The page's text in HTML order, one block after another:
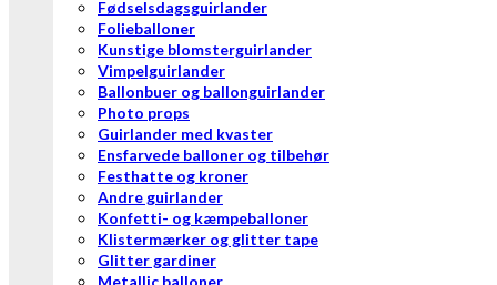
Fødselsdagsguirlander
Folieballoner
Kunstige blomsterguirlander
Vimpelguirlander
Ballonbuer og ballonguirlander
Photo props
Guirlander med kvaster
Ensfarvede balloner og tilbehør
Festhatte og kroner
Andre guirlander
Konfetti- og kæmpeballoner
Klistermærker og glitter tape
Glitter gardiner